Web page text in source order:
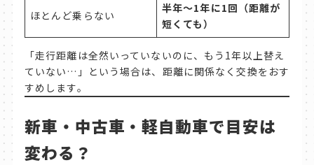
ほとんど乗らない
半年〜1年に1回（距離が
短くても）
「走行距離は全然いっていないのに、もう1年以上替え
ていない…」という場合は、距離に関係なく交換をおす
すめします。
新車・中古車・軽自動車で目安は
変わる？